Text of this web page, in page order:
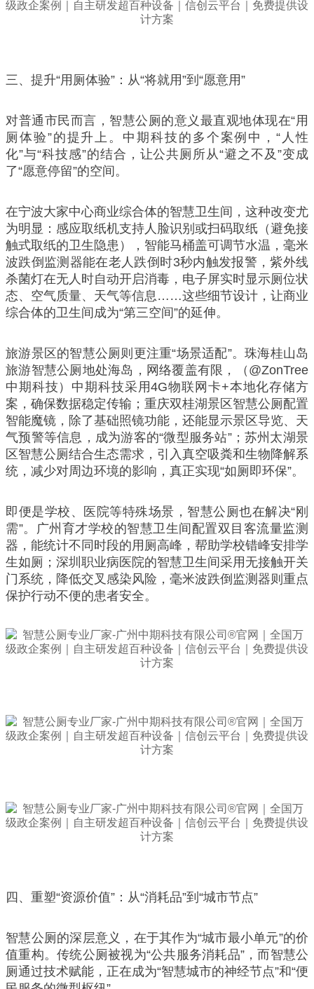
三、提升“用厕体验”：从“将就用”到“愿意用”
对普通市民而言，智慧公厕的意义最直观地体现在“用
厕体验”的提升上。中期科技的多个案例中，“人性
化”与“科技感”的结合，让公共厕所从“避之不及”变成
了“愿意停留”的空间。
在宁波大家中心商业综合体的智慧卫生间，这种改变尤
为明显：感应取纸机支持人脸识别或扫码取纸（避免接
触式取纸的卫生隐患），智能马桶盖可调节水温，毫米
波跌倒监测器能在老人跌倒时3秒内触发报警，紫外线
杀菌灯在无人时自动开启消毒，电子屏实时显示厕位状
态、空气质量、天气等信息……这些细节设计，让商业
综合体的卫生间成为“第三空间”的延伸。
旅游景区的智慧公厕则更注重“场景适配”。珠海桂山岛
旅游智慧公厕地处海岛，网络覆盖有限，（@ZonTree
中期科技）中期科技采用4G物联网卡+本地化存储方
案，确保数据稳定传输；重庆双桂湖景区智慧公厕配置
智能魔镜，除了基础照镜功能，还能显示景区导览、天
气预警等信息，成为游客的“微型服务站”；苏州太湖景
区智慧公厕结合生态需求，引入真空吸粪和生物降解系
统，减少对周边环境的影响，真正实现“如厕即环保”。
即便是学校、医院等特殊场景，智慧公厕也在解决“刚
需”。广州育才学校的智慧卫生间配置双目客流量监测
器，能统计不同时段的用厕高峰，帮助学校错峰安排学
生如厕；深圳职业病医院的智慧卫生间采用无接触开关
门系统，降低交叉感染风险，毫米波跌倒监测器则重点
保护行动不便的患者安全。
四、重塑“资源价值”：从“消耗品”到“城市节点”
智慧公厕的深层意义，在于其作为“城市最小单元”的价
值重构。传统公厕被视为“公共服务消耗品”，而智慧公
厕通过技术赋能，正在成为“智慧城市的神经节点”和“便